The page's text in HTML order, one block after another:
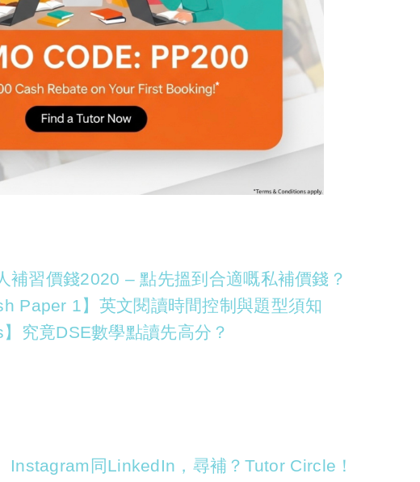
補習價錢2020 – 點先搵到合適嘅私補價錢？
Paper 1】英文閱讀時間控制與題型須知
究竟DSE數學點讀先高分？
Instagram同LinkedIn，尋補？Tutor Circle！